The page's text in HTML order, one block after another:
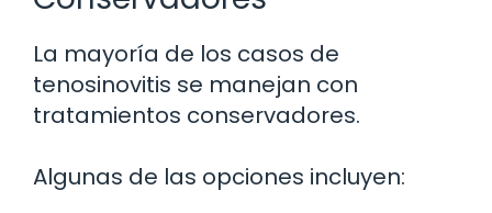
La mayoría de los casos de
tenosinovitis se manejan con
tratamientos conservadores.
Algunas de las opciones incluyen: